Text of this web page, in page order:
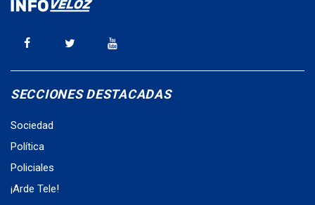
SECCIONES DESTACADAS
Sociedad
Política
Policiales
¡Arde Tele!